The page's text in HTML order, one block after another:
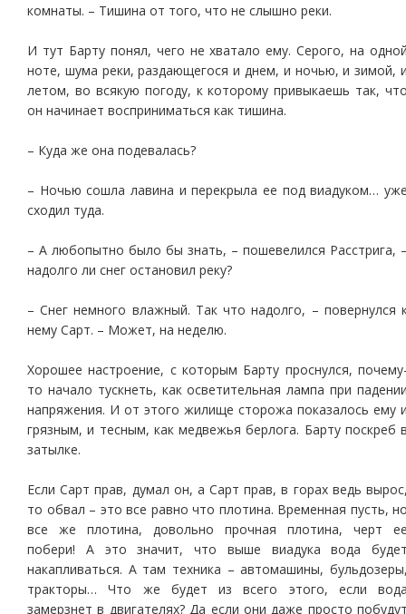
комнаты. – Тишина от того, что не слышно реки.
И тут Барту понял, чего не хватало ему. Серого, на
ноте, шума реки, раздающегося и днем, и ночью, и зимой,
летом, во всякую погоду, к которому привыкаешь так,
он начинает восприниматься как тишина.
– Куда же она подевалась?
– Ночью сошла лавина и перекрыла ее под виадуком…
сходил туда.
– А любопытно было бы знать, – пошевелился Расстрига,
надолго ли снег остановил реку?
– Снег немного влажный. Так что надолго, – повернулся
нему Сарт. – Может, на неделю.
Хорошее настроение, с которым Барту проснулся,
то начало тускнеть, как осветительная лампа при
напряжения. И от этого жилище сторожа показалось ему
грязным, и тесным, как медвежья берлога. Барту поскреб
затылке.
Если Сарт прав, думал он, а Сарт прав, в горах ведь
то обвал – это все равно что плотина. Временная пусть,
все же плотина, довольно прочная плотина, черт
побери! А это значит, что выше виадука вода
накапливаться. А там техника – автомашины,
тракторы… Что же будет из всего этого, если
замерзнет в двигателях? Да если они даже просто